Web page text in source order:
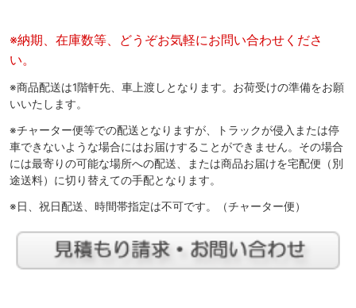
※納期、在庫数等、どうぞお気軽にお問い合わせくださ
い。
※商品配送は1階軒先、車上渡しとなります。お荷受けの準備をお願
いいたします。
※チャーター便等での配送となりますが、トラックが侵入または停
車できないような場合にはお届けすることができません。その場合
には最寄りの可能な場所への配送、または商品お届けを宅配便（別
途送料）に切り替えての手配となります。
※日、祝日配送、時間帯指定は不可です。（チャーター便）